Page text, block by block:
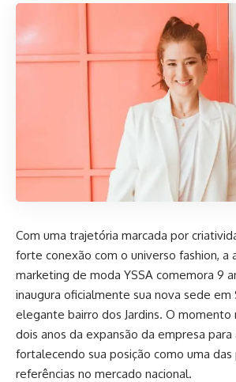
Com uma trajetória marcada por
forte conexão com o universo fashion, a
marketing de moda YSSA comemora 9
inaugura oficialmente sua nova sede em
elegante bairro dos Jardins. O momento
dois anos da expansão da empresa
fortalecendo sua posição como uma das
referências no mercado nacional.